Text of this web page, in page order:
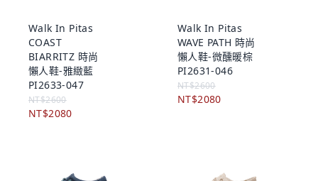
Walk In Pitas
COAST
BIARRITZ 時尚
懶人鞋-雅緻藍
PI2633-047
NT$2600
NT$2080
Walk In Pitas
WAVE PATH 時尚
懶人鞋-微醺暖棕
PI2631-046
NT$2600
NT$2080